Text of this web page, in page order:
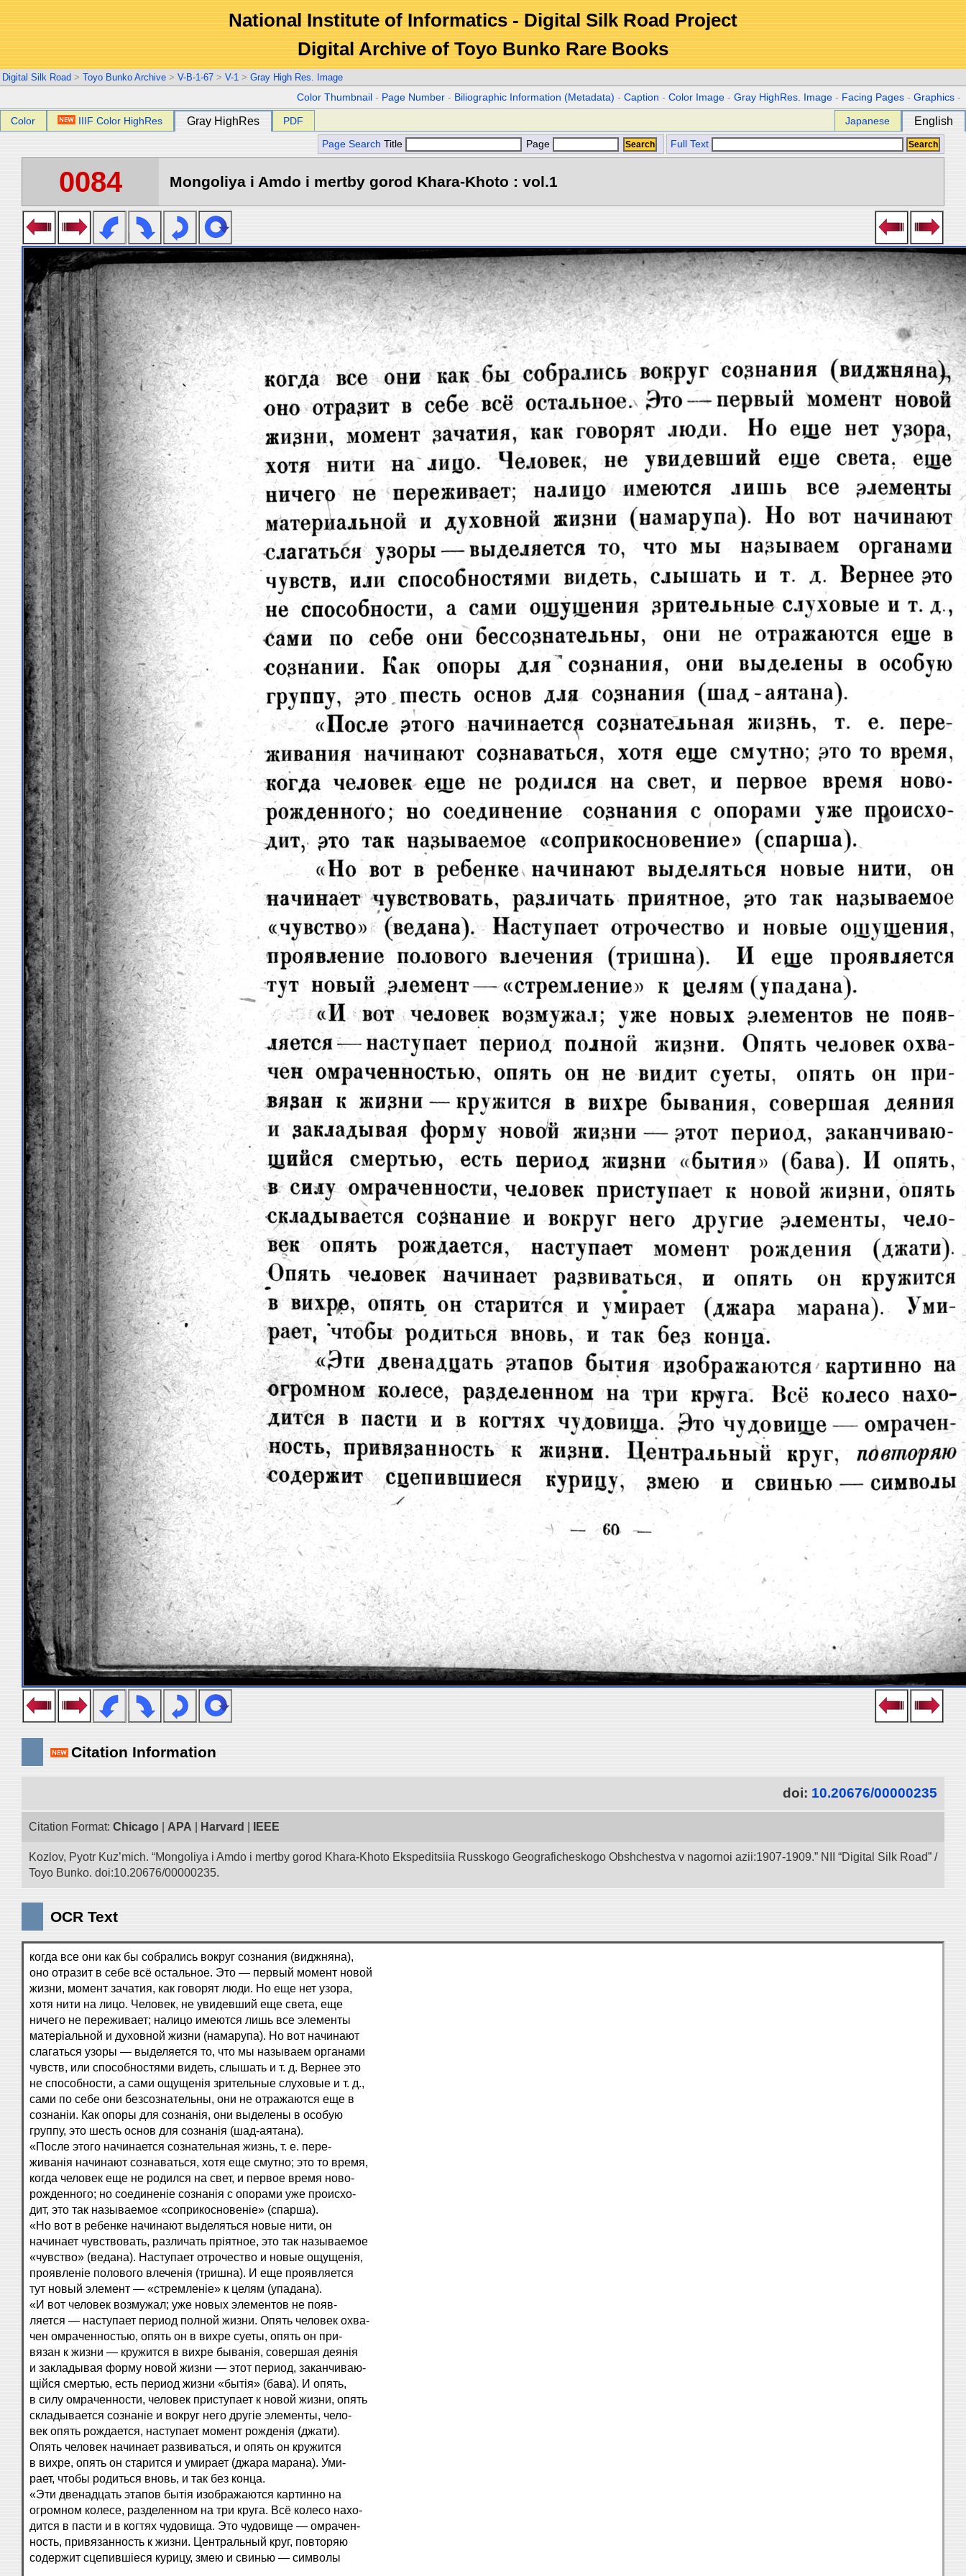
National Institute of Informatics - Digital Silk Road Project
Digital Archive of Toyo Bunko Rare Books
Digital Silk Road > Toyo Bunko Archive > V-B-1-67 > V-1 > Gray High Res. Image
Color Thumbnail - Page Number - Biliographic Information (Metadata) -Caption -Color Image -Gray HighRes. Image - Facing Pages -Graphics -
Color IIIF Color HighRes Gray HighRes PDF Japanese English
Page Search Title Page Full Text
0084 Mongoliya i Amdo i mertby gorod Khara-Khoto : vol.1
Citation Information
doi: 10.20676/00000235
Citation Format: Chicago APA Harvard IEEE
Kozlov, Pyotr Kuz’mich. “Mongoliya i Amdo i mertby gorod Khara-Khoto Ekspeditsiia Russkogo Geograficheskogo Obshchestva v nagornoi azii:1907-1909.” NII “Digital Silk Road” /
Toyo Bunko. doi:10.20676/00000235.
OCR Text
когда все они как бы собрались вокруг сознания (виджняна),
оно отразит в себе всё остальное. Это — первый момент новой
жизни, момент зачатия, как говорят люди. Но еще нет узора,
хотя нити на лицо. Человек, не увидевший еще света, еще
ничего не переживает; налицо имеются лишь все элементы
матеріальной и духовной жизни (намарупа). Но вот начинают
слагаться узоры — выделяется то, что мы называем органами
чувств, или способностями видеть, слышать и т. д. Вернее это
не способности, а сами ощущенія зрительные слуховые и т. д.,
сами по себе они безсознательны, они не отражаются еще в
сознаніи. Как опоры для сознанія, они выделены в особую
группу, это шесть основ для сознанія (шад-аятана).
«После этого начинается сознательная жизнь, т. е. пере-
живанія начинают сознаваться, хотя еще смутно; это то время,
когда человек еще не родился на свет, и первое время ново-
рожденного; но соединеніе сознанія с опорами уже происхо-
дит, это так называемое «соприкосновеніе» (спарша).
«Но вот в ребенке начинают выделяться новые нити, он
начинает чувствовать, различать пріятное, это так называемое
«чувство» (ведана). Наступает отрочество и новые ощущенія,
проявленіе полового влеченія (тришна). И еще проявляется
тут новый элемент — «стремленіе» к целям (упадана).
«И вот человек возмужал; уже новых элементов не появ-
ляется — наступает период полной жизни. Опять человек охва-
чен омраченностью, опять он в вихре суеты, опять он при-
вязан к жизни — кружится в вихре быванія, совершая деянія
и закладывая форму новой жизни — этот период, заканчиваю-
щійся смертью, есть период жизни «бытія» (бава). И опять,
в силу омраченности, человек приступает к новой жизни, опять
складывается сознаніе и вокруг него другіе элементы, чело-
век опять рождается, наступает момент рожденія (джати).
Опять человек начинает развиваться, и опять он кружится
в вихре, опять он старится и умирает (джара марана). Уми-
рает, чтобы родиться вновь, и так без конца.
«Эти двенадцать этапов бытія изображаются картинно на
огромном колесе, разделенном на три круга. Всё колесо нахо-
дится в пасти и в когтях чудовища. Это чудовище — омрачен-
ность, привязанность к жизни. Центральный круг, повторяю
содержит сцепившіеся курицу, змею и свинью — символы